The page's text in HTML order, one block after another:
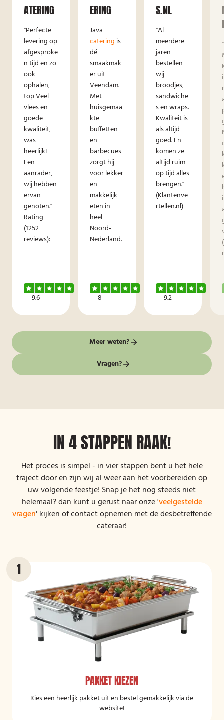
ATERING
"Perfecte
levering op
afgesproke
n tijd en zo
ook
ophalen,
top Veel
vlees en
goede
kwaliteit,
was
heerlijk!
Een
aanrader,
wij hebben
ervan
genoten."
Rating
(1252
reviews):
9.6
ERING
Java
catering is
dé
smaakmak
er uit
Veendam.
Met
huisgemaa
kte
buffetten
en
barbecues
zorgt hij
voor lekker
en
makkelijk
eten in
heel
Noord-
Nederland.
8
S.NL
"Al
meerdere
jaren
bestellen
wij
broodjes,
sandwiche
s en wraps.
Kwaliteit is
als altijd
goed. En
komen ze
altijd ruim
op tijd alles
brengen."
(Klantenve
rtellen.nl)
9.2
Meer weten?
Vragen?
IN 4 STAPPEN RAAK!
Het proces is simpel - in vier stappen bent u het hele
traject door en zijn wij al weer aan het voorbereiden op
uw volgende feestje! Snap je het nog steeds niet
helemaal? dan kunt u gerust naar onze 'veelgestelde
vragen' kijken of contact opnemen met de desbetreffende
cateraar!
PAKKET KIEZEN
Kies een heerlijk pakket uit en bestel gemakkelijk via de
website!